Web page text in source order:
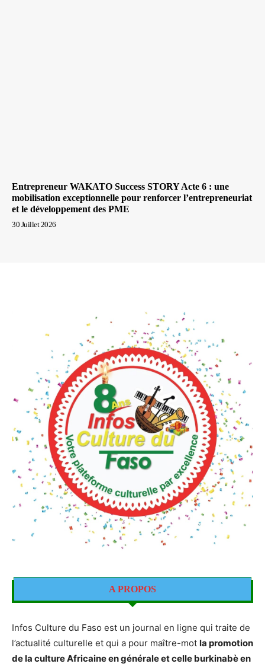
Entrepreneur WAKATO Success STORY Acte 6 : une
mobilisation exceptionnelle pour renforcer l’entrepreneuriat
et le développement des PME
30 Juillet 2026
A PROPOS
Infos Culture du Faso est un journal en ligne qui traite de
l’actualité culturelle et qui a pour maître-mot la promotion
de la culture Africaine en générale et celle burkinabè en